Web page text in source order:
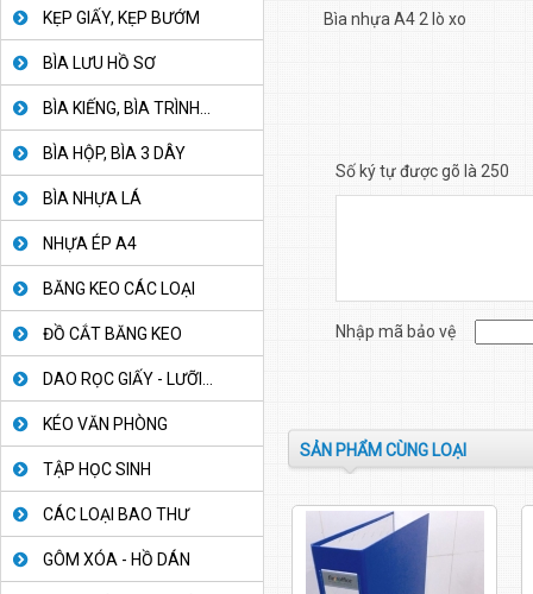
KẸP GIẤY, KẸP BƯỚM
BÌA LƯU HỒ SƠ
BÌA KIẾNG, BÌA TRÌNH...
BÌA HỘP, BÌA 3 DÂY
BÌA NHỰA LÁ
NHỰA ÉP A4
BĂNG KEO CÁC LOẠI
ĐỒ CẮT BĂNG KEO
DAO RỌC GIẤY - LƯỠI...
KÉO VĂN PHÒNG
TẬP HỌC SINH
CÁC LOẠI BAO THƯ
GÔM XÓA - HỒ DÁN
Bìa nhựa A4 2 lò xo
Số ký tự được gõ là 250
Nhập mã bảo vệ
SẢN PHẨM CÙNG LOẠI